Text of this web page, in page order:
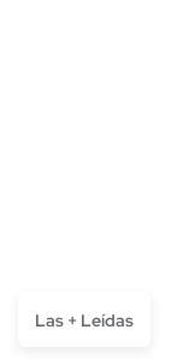
Las + Leídas